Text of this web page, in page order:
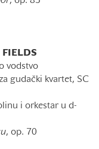
FIELDS
vodstvo
gudački kvartet, SC
i orkestar u d-
, op. 70